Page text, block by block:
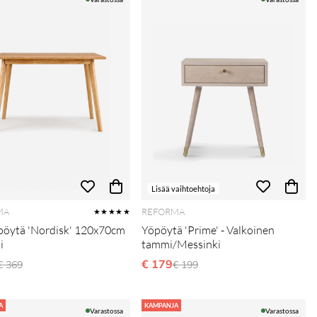
★★★★★
'Nordisk' 120x70cm
hinta
369
Lisää vaihtoehtoja
REFORMA
Yöpöytä 'Prime' - Valkoinen
tammi/Messinki
€ 179Normaali hinta
€ 199
Varastossa
KAMPANJA
Varastossa